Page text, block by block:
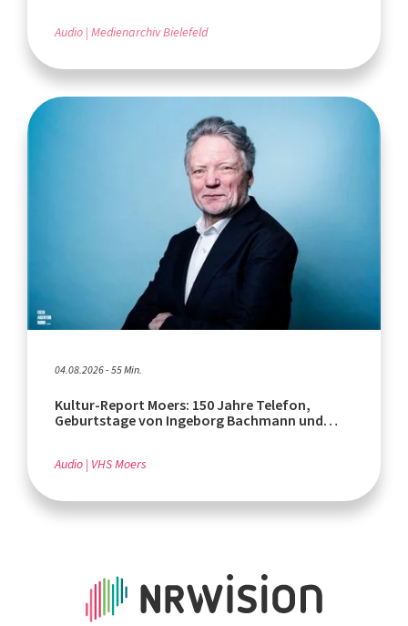
Audio Medienarchiv Bielefeld
04.08.2026 - 55 Min.
Kultur-Report Moers: 150 Jahre Telefon,
Geburtstage von Ingeborg Bachmann und
Audio VHS Moers